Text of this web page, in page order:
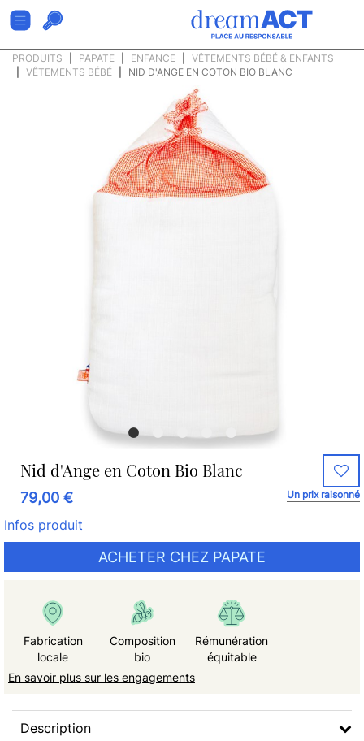
PRODUITS PAPATE ENFANCE
VÊTEMENTS BÉBÉ & ENFANTS
VÊTEMENTS BÉBÉ
NID D'ANGE EN COTON BIO BLANC
Nid d'Ange en Coton Bio Blanc
79,00 € Un prix raisonné
Infos produit
ACHETER CHEZ PAPATE
Fabrication
locale
Composition
bio
Rémunération
équitable
En savoir plus sur les engagements
Description